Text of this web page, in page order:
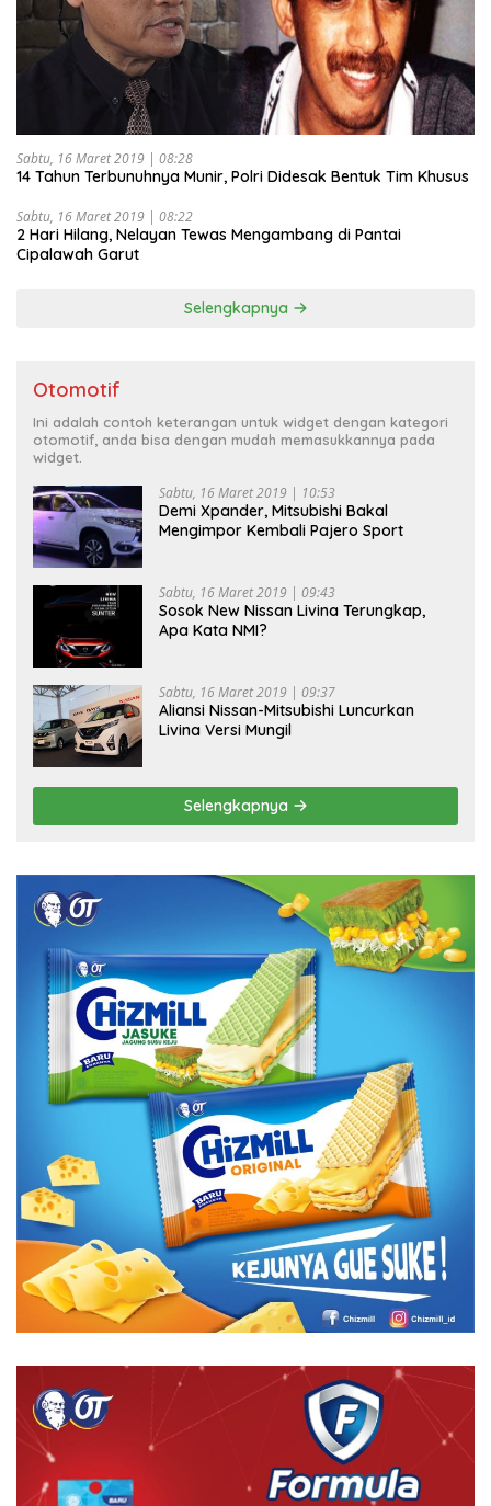
Sabtu, 16 Maret 2019 | 08:28
14 Tahun Terbunuhnya Munir, Polri Didesak Bentuk Tim Khusus
Sabtu, 16 Maret 2019 | 08:22
2 Hari Hilang, Nelayan Tewas Mengambang di Pantai
Cipalawah Garut
Selengkapnya
Otomotif
Ini adalah contoh keterangan untuk widget dengan kategori
otomotif, anda bisa dengan mudah memasukkannya pada
widget.
Sabtu, 16 Maret 2019 | 10:53
Demi Xpander, Mitsubishi Bakal
Mengimpor Kembali Pajero Sport
Sabtu, 16 Maret 2019 | 09:43
Sosok New Nissan Livina Terungkap,
Apa Kata NMI?
Sabtu, 16 Maret 2019 | 09:37
Aliansi Nissan-Mitsubishi Luncurkan
Livina Versi Mungil
Selengkapnya